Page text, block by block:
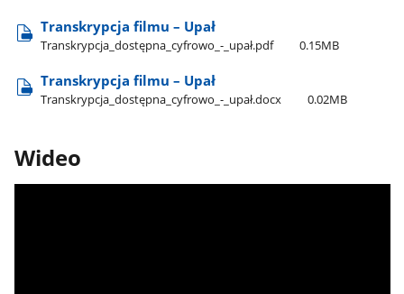
Transkrypcja filmu – Upał
Transkrypcja​_dostępna​_cyfrowo​_-​_upał.pdf 0.15MB
Transkrypcja filmu – Upał
Transkrypcja​_dostępna​_cyfrowo​_-​_upał.docx 0.02MB
Wideo